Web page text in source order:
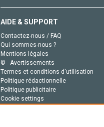
AIDE & SUPPORT
Contactez-nous / FAQ
Qui sommes-nous ?
Mentions légales
© - Avertissements
Termes et conditions d'utilisation
Politique rédactionnelle
Politique publicitaire
Cookie settings